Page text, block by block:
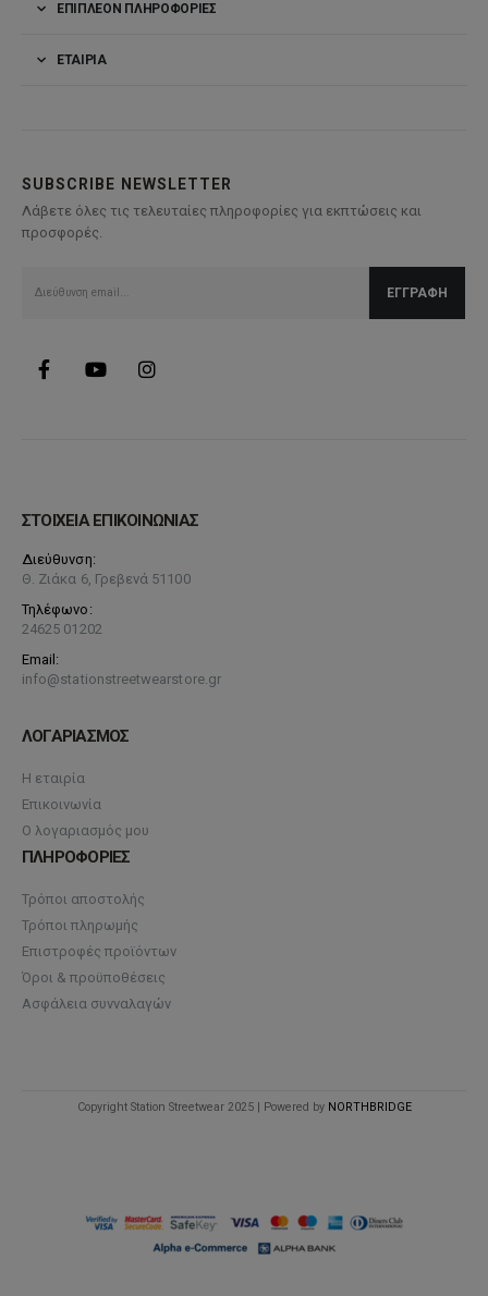
ΕΠΙΠΛΈΟΝ ΠΛΗΡΟΦΟΡΊΕΣ
ΕΤΑΙΡΊΑ
SUBSCRIBE NEWSLETTER
Λάβετε όλες τις τελευταίες πληροφορίες για εκπτώσεις και
προσφορές.
ΣΤΟΙΧΕΙΑ ΕΠΙΚΟΙΝΩΝΙΑΣ
Διεύθυνση:
Θ. Ζιάκα 6, Γρεβενά 51100
Τηλέφωνο:
24625 01202
Email:
info@stationstreetwearstore.gr
ΛΟΓΑΡΙΑΣΜΟΣ
Η εταιρία
Επικοινωνία
Ο λογαριασμός μου
ΠΛΗΡΟΦΟΡΙΕΣ
Τρόποι αποστολής
Τρόποι πληρωμής
Επιστροφές προϊόντων
Όροι & προϋποθέσεις
Ασφάλεια συνναλαγών
Copyright Station Streetwear 2025 | Powered by NORTHBRIDGE